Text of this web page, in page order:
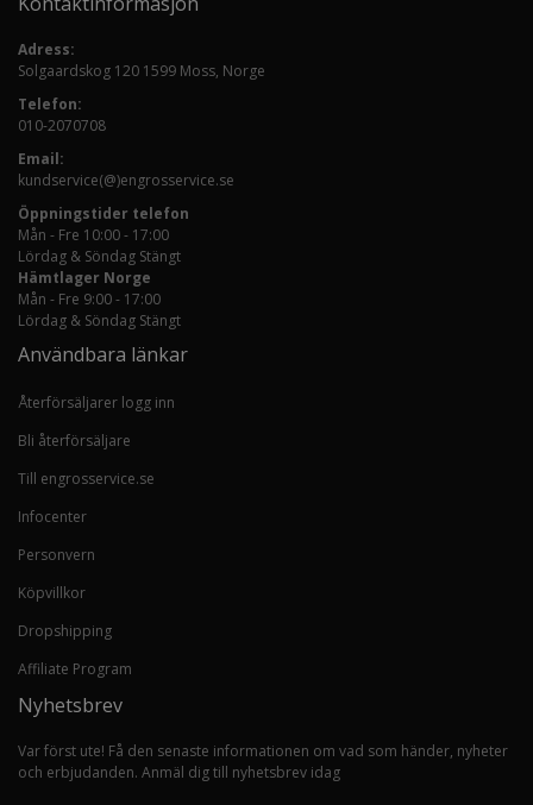
Adress:
Solgaardskog 120 1599 Moss, Norge
Telefon:
010-2070708
Email:
kundservice(@)engrosservice.se
Öppningstider telefon
Mån - Fre 10:00 - 17:00
Lördag & Söndag Stängt
Hämtlager Norge
Mån - Fre 9:00 - 17:00
Lördag & Söndag Stängt
Användbara länkar
Återförsäljarer logg inn
Bli återförsäljare
Till engrosservice.se
Infocenter
Personvern
Köpvillkor
Dropshipping
Affiliate Program
Nyhetsbrev
Var först ute! Få den senaste informationen om vad som händer, nyheter
och erbjudanden. Anmäl dig till nyhetsbrev idag